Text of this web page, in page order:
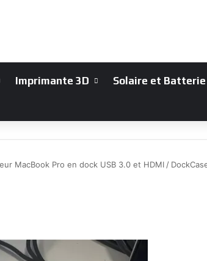
Imprimante 3D Solaire et Batterie
MacBook Pro en dock USB 3.0 et HDMI /